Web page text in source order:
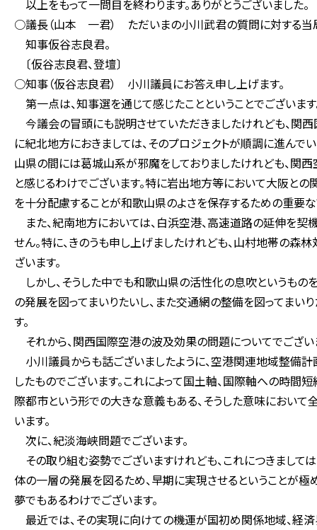
以上をもって一問目を終わります。ありがとうございました。
○議長（山本 一君） ただいまの小川武君の質問に対する当
知事仮谷志良君。
〔仮谷志良君、登壇〕
○知事（仮谷志良君） 小川議員にお答え申し上げます。
第一点は、知事選を通じて感じたことということでございます
今議会の冒頭にも説明させていただきましたけれども、関
に紀北地方におきましては、そのプロジェクトが順調に進んで
山県の間には葛城山系が邪魔をしておりましたけれども、関
と感じるわけでございます。特に岩出地方等において大阪と
を十分配慮することが和歌山県のよさを保存するための重要
また、紀南地方においては、白浜空港、高速道路の延伸を契
せん。特に、きのうも申し上げましたけれども、山村地帯の
ざいます。
しかし、そうした中でも和歌山県の活性化の息吹というも
の発展を図ってまいりたいし、また交通網の整備を図ってまい
す。
それから、関西国際空港の波及効果の問題についてでござい
小川議員からも話ございましたように、空港関連地域整備
したものでございます。これによって国土軸、国際軸への時
際都市という形での大きな意義もある、そうした意味におい
います。
次に、紀淡海峡問題でございます。
その取り組む姿勢でございますけれども、これにつきまして
体の一層の発展を図るため、早期に実現させるということが
夢でもあるわけでございます。
最近では、その実現に向けての機運が国初め関係地域、経